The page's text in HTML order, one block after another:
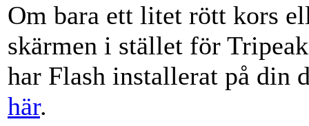
Om bara ett litet rött kors
skärmen i stället för
har Flash installerat på din
här.